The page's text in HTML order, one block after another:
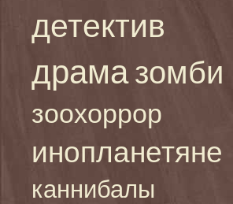
детектив
драма зомби
зоохоррор
инопланетяне
каннибалы